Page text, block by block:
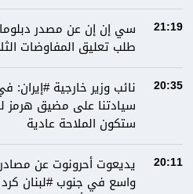
21:19
سي إن إن عن مصدر
طلب تعليق المفاوضات
20:35
نائب وزير خارجية
سيادتنا على مضيق
ستكون الملاحة عادية
20:11
يديعوت أحرونوت عن
واسع في جنوب #لبنان كرد